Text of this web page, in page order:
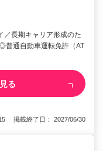
／長期キャリア形成のた
通自動車運転免許（AT
る
掲載終了日： 2027/06/30